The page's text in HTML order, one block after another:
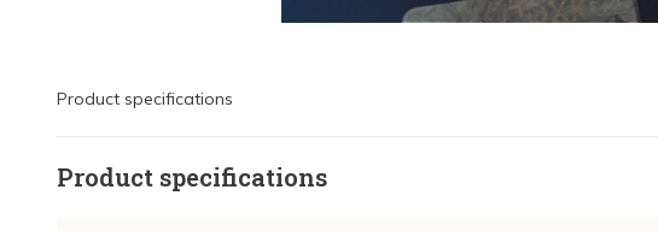
Product specifications
Product specifications